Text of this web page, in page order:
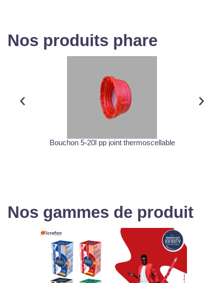
Nos produits phare
Bouchon 5-20l pp joint thermoscellable
Nos gammes de produit